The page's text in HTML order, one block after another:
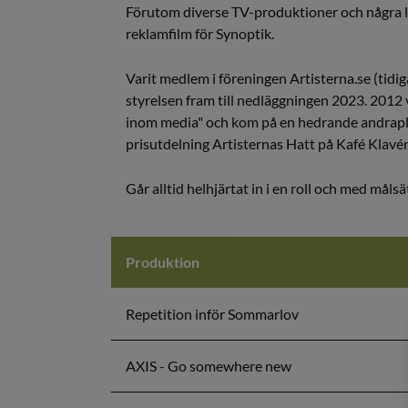
Förutom diverse TV-produktioner och några
reklamfilm för Synoptik.
Varit medlem i föreningen Artisterna.se
styrelsen fram till nedläggningen 2023.
inom media" och kom på en hedrande
prisutdelning Artisternas Hatt på Kafé
Går alltid helhjärtat in i en roll och med
Produktion
Repetition inför Sommarlov
AXIS - Go somewhere new